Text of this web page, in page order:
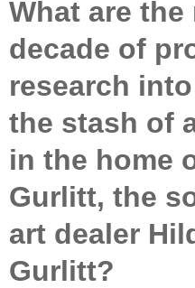
What are
decade of
research
the stash of
in the home
Gurlitt, the
art dealer
Gurlitt?